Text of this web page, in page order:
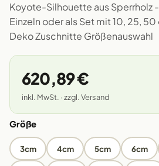
Koyote-Silhouette aus
Einzeln oder als Set mit 10, 25,
Deko Zuschnitte Größenauswahl
620,89 €
inkl. MwSt. · zzgl. Versand
Größe
3cm 4cm 5cm 6cm